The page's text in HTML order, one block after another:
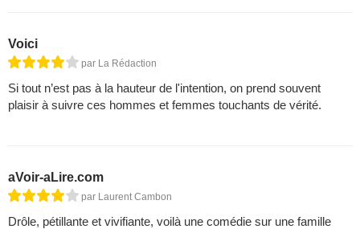
Voici
par La Rédaction
Si tout n’est pas à la hauteur de l'intention, on prend souvent
plaisir à suivre ces hommes et femmes touchants de vérité.
aVoir-aLire.com
par Laurent Cambon
Drôle, pétillante et vivifiante, voilà une comédie sur une famille